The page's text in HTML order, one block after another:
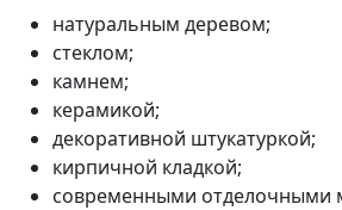
натуральным деревом;
стеклом;
камнем;
керамикой;
декоративной штукатуркой;
кирпичной кладкой;
современными отделочными